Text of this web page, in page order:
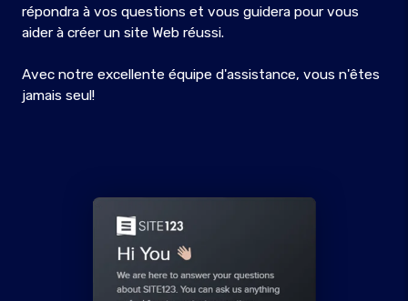
répondra à vos questions et vous guidera pour vous
aider à créer un site Web réussi.
Avec notre excellente équipe d'assistance, vous n'êtes
jamais seul!